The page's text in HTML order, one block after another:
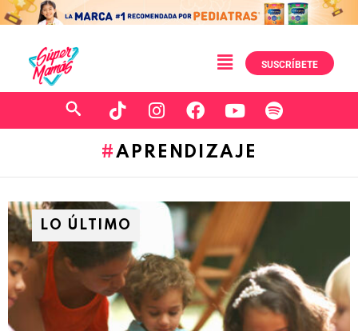
SUSCRÍBETE
APRENDIZAJE
LO ÚLTIMO